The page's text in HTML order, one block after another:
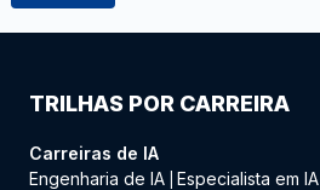
TRILHAS POR CARREIRA
Carreiras de IA
Engenharia de IA Especialista em IA